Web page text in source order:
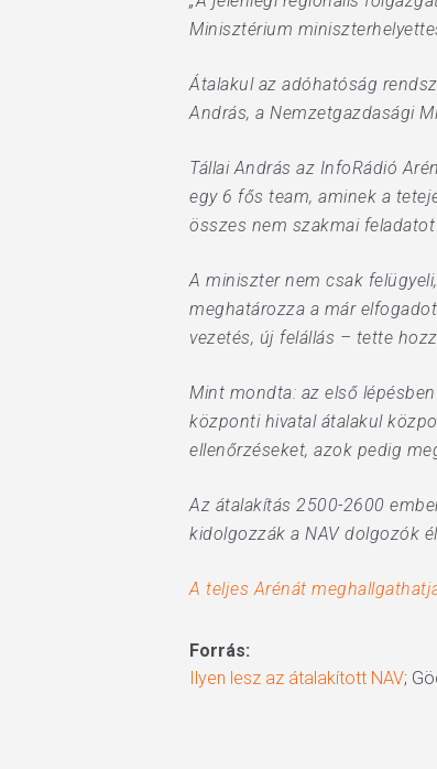
Minisztérium
Átalakul az adóhatóság
András, a Nemzetgazdasági
Tállai András az InfoRádió
egy 6 fős team, aminek a
összes nem szakmai
A miniszter nem csak
meghatározza a már
vezetés, új felállás – tette
Mint mondta: az első
központi hivatal átalakul
ellenőrzéseket, azok pedig
Az átalakítás 2500-2600
kidolgozzák a NAV dolgozók
A teljes Arénát
Forrás:
Ilyen lesz az átalakított NAV;